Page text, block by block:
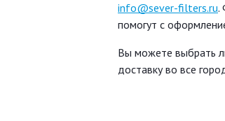
info@sever-filters.ru.
помогут с
Вы можете выбрать
доставку во все